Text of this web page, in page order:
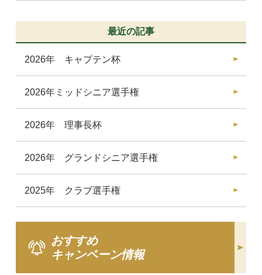
最近の記事
2026年 キャプテン杯
2026年ミッドシニア選手権
2026年 理事長杯
2026年 グランドシニア選手権
2025年 クラブ選手権
おすすめ
キャンペーン情報